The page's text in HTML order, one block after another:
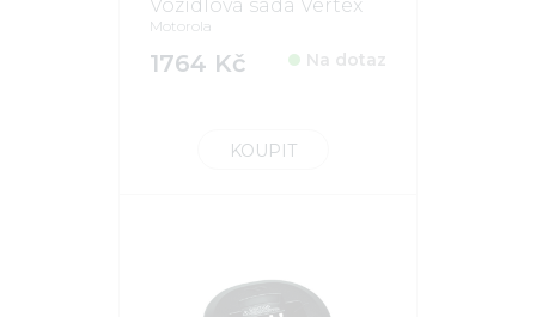
Vozidlová sada Vertex
Motorola
1764 Kč Na dotaz
KOUPIT